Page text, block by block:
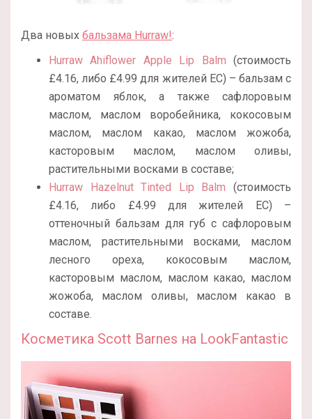
Два новых бальзама Hurraw!:
Hurraw Ahiflower Apple Lip Balm (стоимость
£4.16, либо £4.99 для жителей ЕС) – бальзам с
ароматом яблок, а также сафлоровым
маслом, маслом воробейника, кокосовым
маслом, маслом какао, маслом жожоба,
касторовым маслом, маслом оливы,
растительными восками в составе;
Hurraw Hazelnut Tinted Lip Balm (стоимость
£4.16, либо £4.99 для жителей ЕС) –
оттеночный бальзам для губ с сафлоровым
маслом, растительными восками, маслом
лесного ореха, кокосовым маслом,
касторовым маслом, маслом какао, маслом
жожоба, маслом оливы, маслом какао в
составе.
Косметика Scott Barnes на LookFantastic